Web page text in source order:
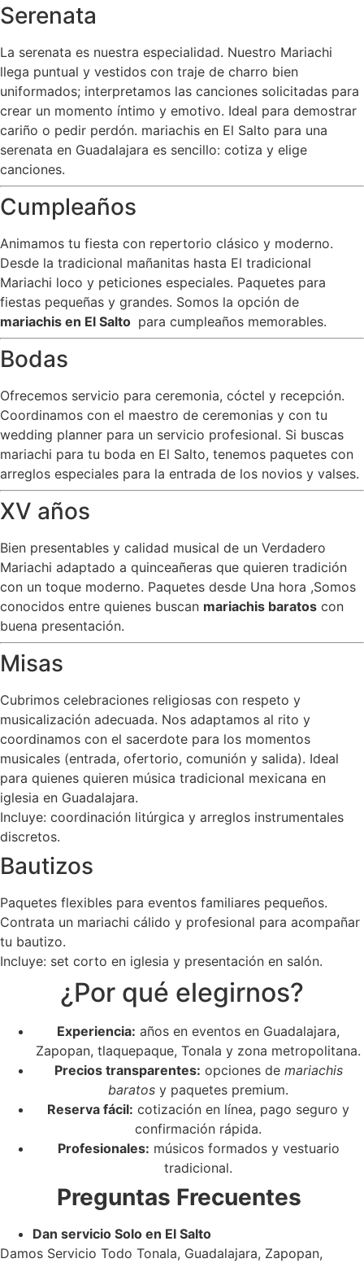
Serenata
La serenata es nuestra especialidad. Nuestro Mariachi
llega puntual y vestidos con traje de charro bien
uniformados; interpretamos las canciones solicitadas para
crear un momento íntimo y emotivo. Ideal para demostrar
cariño o pedir perdón. mariachis en El Salto para una
serenata en Guadalajara es sencillo: cotiza y elige
canciones.
Cumpleaños
Animamos tu fiesta con repertorio clásico y moderno.
Desde la tradicional mañanitas hasta El tradicional
Mariachi loco y peticiones especiales. Paquetes para
fiestas pequeñas y grandes. Somos la opción de
mariachis en El Salto para cumpleaños memorables.
Bodas
Ofrecemos servicio para ceremonia, cóctel y recepción.
Coordinamos con el maestro de ceremonias y con tu
wedding planner para un servicio profesional. Si buscas
mariachi para tu boda en El Salto, tenemos paquetes con
arreglos especiales para la entrada de los novios y valses.
XV años
Bien presentables y calidad musical de un Verdadero
Mariachi adaptado a quinceañeras que quieren tradición
con un toque moderno. Paquetes desde Una hora ,Somos
conocidos entre quienes buscan mariachis baratos con
buena presentación.
Misas
Cubrimos celebraciones religiosas con respeto y
musicalización adecuada. Nos adaptamos al rito y
coordinamos con el sacerdote para los momentos
musicales (entrada, ofertorio, comunión y salida). Ideal
para quienes quieren música tradicional mexicana en
iglesia en Guadalajara.
Incluye: coordinación litúrgica y arreglos instrumentales
discretos.
Bautizos
Paquetes flexibles para eventos familiares pequeños.
Contrata un mariachi cálido y profesional para acompañar
tu bautizo.
Incluye: set corto en iglesia y presentación en salón.
¿Por qué elegirnos?
Experiencia: años en eventos en Guadalajara,
Zapopan, tlaquepaque, Tonala y zona metropolitana.
Precios transparentes: opciones de mariachis
baratos y paquetes premium.
Reserva fácil: cotización en línea, pago seguro y
confirmación rápida.
Profesionales: músicos formados y vestuario
tradicional.
Preguntas Frecuentes
Dan servicio Solo en El Salto
Damos Servicio Todo Tonala, Guadalajara, Zapopan,